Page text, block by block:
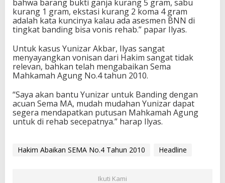
bahwa barang bukti ganja kurang 5 gram, sabu
kurang 1 gram, ekstasi kurang 2 koma 4 gram
adalah kata kuncinya kalau ada asesmen BNN di
tingkat banding bisa vonis rehab.” papar Ilyas.
Untuk kasus Yunizar Akbar, Ilyas sangat
menyayangkan vonisan dari Hakim sangat tidak
relevan, bahkan telah mengabaikan Sema
Mahkamah Agung No.4 tahun 2010.
“Saya akan bantu Yunizar untuk Banding dengan
acuan Sema MA, mudah mudahan Yunizar dapat
segera mendapatkan putusan Mahkamah Agung
untuk di rehab secepatnya.” harap Ilyas.
Hakim Abaikan SEMA No.4 Tahun 2010 Headline
Ikuti Kami